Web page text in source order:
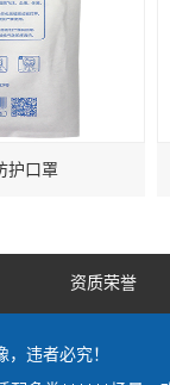
护口罩
资质荣誉
，违者必究！